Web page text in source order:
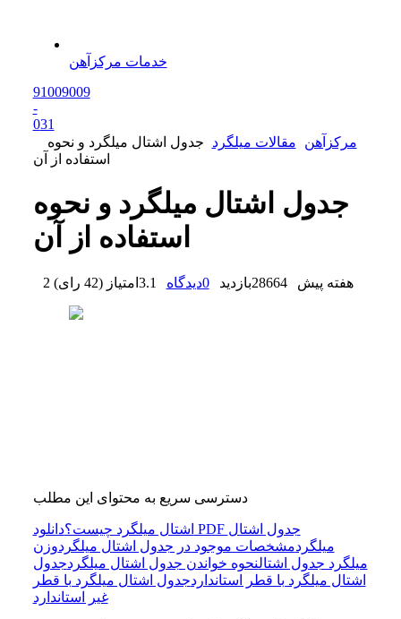
خدمات مرکزآهن
91009009
-
031
مرکزآهن
مقالات میلگرد
جدول اشتال میلگرد و نحوه
استفاده از آن
جدول اشتال میلگرد و نحوه
استفاده از آن
2 هفته پیش 28664بازدید 0دیدگاه 3.1 امتیاز (42 رای )
دسترسی سریع به محتوای این مطلب
اشتال میلگرد چیست؟دانلود PDF جدول اشتال
میلگردمشخصات موجود در جدول اشتال میلگردوزن
میلگرد جدول اشتالنحوه خواندن جدول اشتال میلگردجدول
اشتال میلگرد با قطر استانداردجدول اشتال میلگرد با قطر
غیر استاندارد